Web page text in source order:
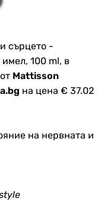
сърцето -
имел, 100 ml, в
Mattisson
на цена € 37.02
на нервната и